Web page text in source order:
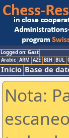
Logged on: Gast
Arabic ARM AZE BIH BUL
Inicio Base de
Nota: